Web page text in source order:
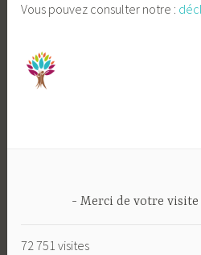
Vous pouvez consulter notre :
Merci de votre
72 751 visites